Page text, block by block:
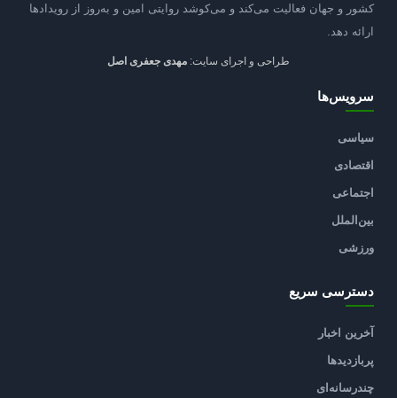
کشور و جهان فعالیت می‌کند و می‌کوشد روایتی امین و به‌روز از رویدادها
ارائه دهد.
طراحی و اجرای سایت: مهدی جعفری اصل
سرویس‌ها
سیاسی
اقتصادی
اجتماعی
بین‌الملل
ورزشی
دسترسی سریع
آخرین اخبار
پربازدیدها
چندرسانه‌ای